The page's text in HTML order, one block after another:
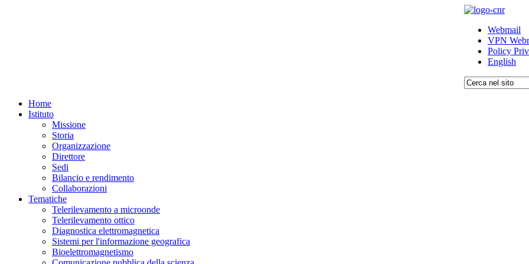
Webmail
VPN
Policy
English
Home
Istituto
Missione
Storia
Organizzazione
Direttore
Sedi
Bilancio e rendimento
Collaborazioni
Tematiche
Telerilevamento a microonde
Telerilevamento ottico
Diagnostica elettromagnetica
Sistemi per l'informazione geografica
Bioelettromagnetismo